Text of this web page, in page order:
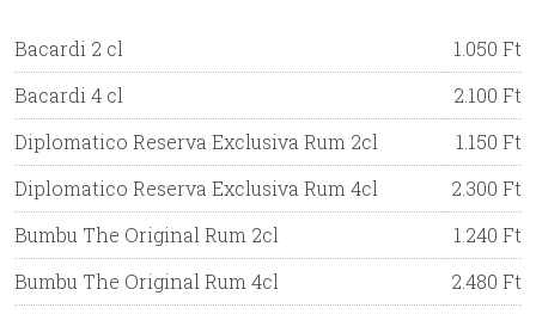
Bacardi 2 cl
1.050 Ft
Bacardi 4 cl
2.100 Ft
Diplomatico Reserva Exclusiva Rum 2cl
1.150 Ft
Diplomatico Reserva Exclusiva Rum 4cl
2.300 Ft
Bumbu The Original Rum 2cl
1.240 Ft
Bumbu The Original Rum 4cl
2.480 Ft